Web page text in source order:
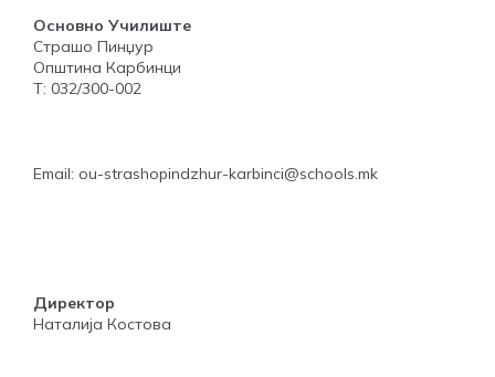
Основно Училиште
Страшо Пинџур
Општина Карбинци
Т: 032/300-002
Email: ou-strashopindzhur-karbinci@schools.mk
Директор
Наталија Костова